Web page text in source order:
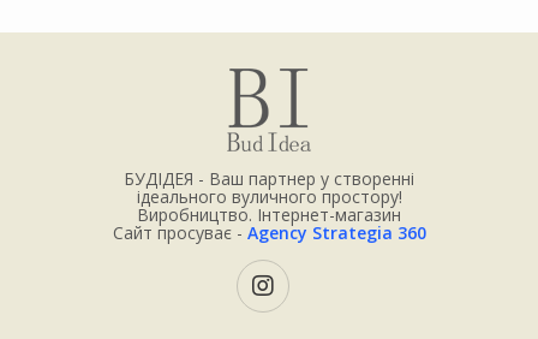
БУДІДЕЯ - Ваш партнер у створенні
ідеального вуличного простору!
Виробництво. Інтернет-магазин
Сайт просуває - Agency Strategia 360